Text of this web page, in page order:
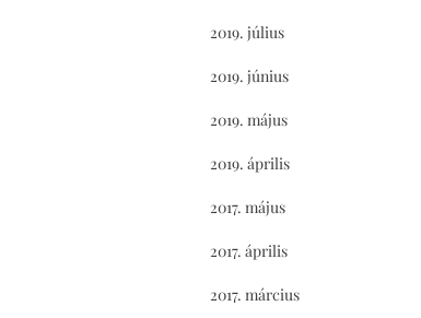
2019. július
2019. június
2019. május
2019. április
2017. május
2017. április
2017. március